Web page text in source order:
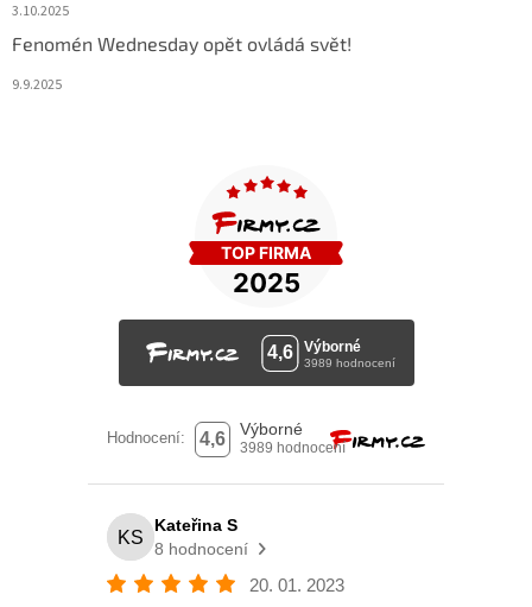
3.10.2025
Fenomén Wednesday opět ovládá svět!
9.9.2025